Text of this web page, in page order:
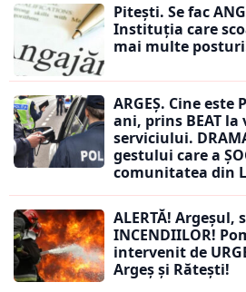
Pitești. Se fac
Instituția care
mai multe
ARGEȘ. Cine este
ani, prins BEAT
serviciului.
gestului care a
comunitatea din
ALERTĂ! Argeșul,
INCENDIILOR!
intervenit de
Argeș și Rătești!